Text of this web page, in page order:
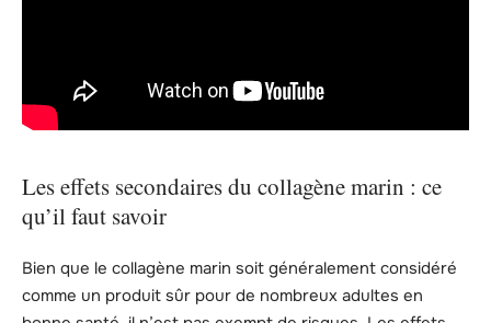
Les effets secondaires du collagène marin : ce
qu’il faut savoir
Bien que le collagène marin soit généralement considéré
comme un produit sûr pour de nombreux adultes en